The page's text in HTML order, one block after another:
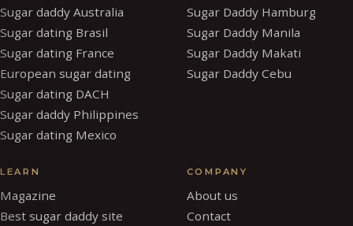
Sugar daddy Australia
Sugar dating Brasil
Sugar dating France
European sugar dating
Sugar dating DACH
Sugar daddy Philippines
Sugar dating Mexico
Sugar Daddy Hamburg
Sugar Daddy Manila
Sugar Daddy Makati
Sugar Daddy Cebu
LEARN
Magazine
Best sugar daddy site
COMPANY
About us
Contact